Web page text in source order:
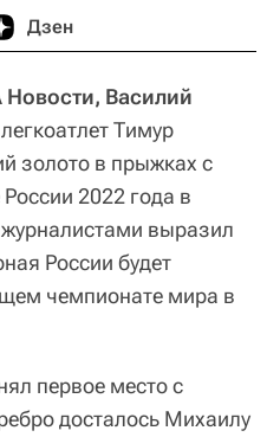
Дзен
Василий
Тимур
золото в прыжках с
2022 года в
выразил
России будет
чемпионате мира в
первое место с
досталось Михаилу